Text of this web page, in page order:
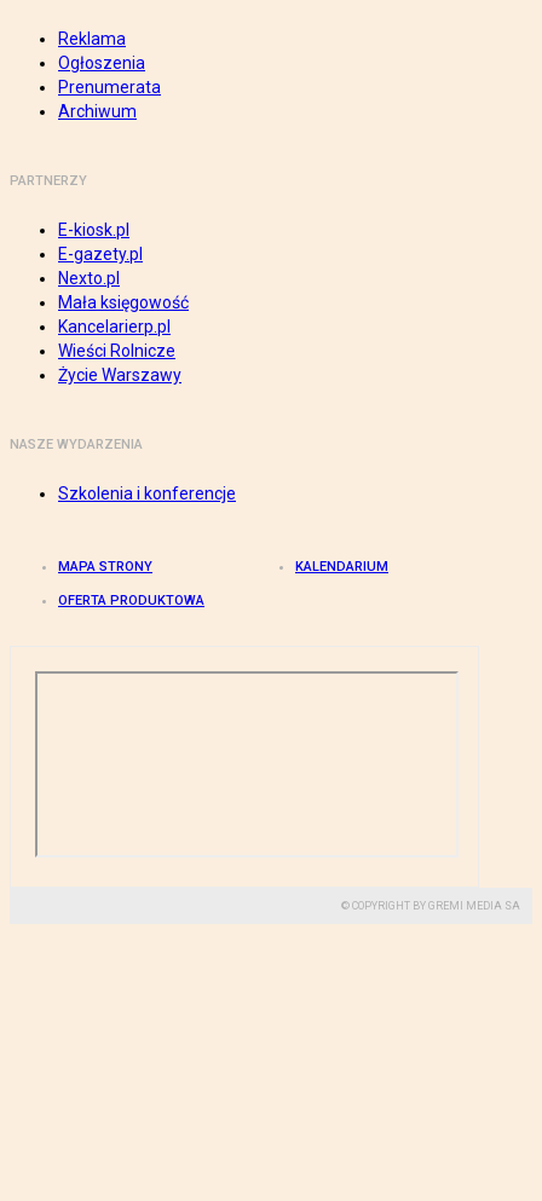
Reklama
Ogłoszenia
Prenumerata
Archiwum
PARTNERZY
E-kiosk.pl
E-gazety.pl
Nexto.pl
Mała księgowość
Kancelarierp.pl
Wieści Rolnicze
Życie Warszawy
NASZE WYDARZENIA
Szkolenia i konferencje
MAPA STRONY KALENDARIUM
OFERTA PRODUKTOWA
© COPYRIGHT BY GREMI MEDIA SA